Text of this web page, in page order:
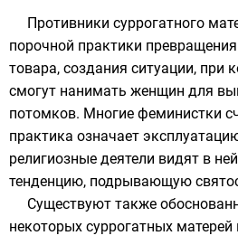
Противники суррогатного
порочной практики
товара, создания ситуации, при
смогут нанимать женщин для
потомков. Многие феминистки
практика означает
религиозные деятели видят в
тенденцию, подрывающую
Существуют также
некоторых суррогатных